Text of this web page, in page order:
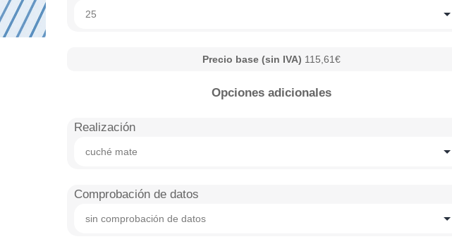
25
Precio base (sin IVA) 115,61€
Opciones adicionales
Realización
cuché mate
Comprobación de datos
sin comprobación de datos